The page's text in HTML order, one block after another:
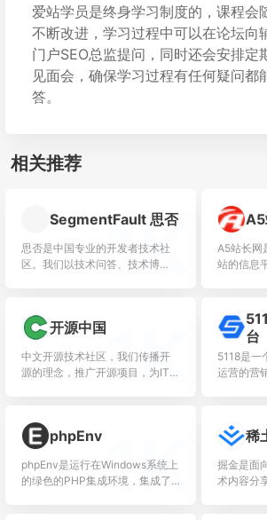
爱站学员是终身学习制度的，课程会
不断改进，学习过程中可以在论坛向
门户SEO总监提问，同时还会安排定
见面会，确保学习过程有任何疑问都
答。
相关推荐
SegmentFault 思否
思否是中国专业的开发者技术社
区。我们以技术问答、技术博
1K
A5站长网
站的信息
品内容。
实...
开源中国
中文开源技术社区，我们传播开
源的理念，推广开源项目，为IT开
1K
台
5118是一
运营的营
phpEnv
phpEnv是运行在Windows系统上
的绿色的PHP集成环境，集成了
1K 稀
掘金是面
术内容分